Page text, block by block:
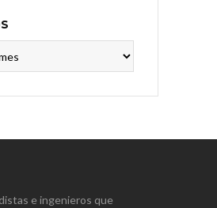
e ingenieros que